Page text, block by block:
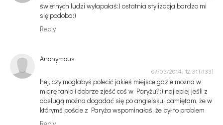
świetnych ludzi wyłapałaś:) ostatnia stylizacja bardzo mi
się podoba:)
Reply
Anonymous
07/03/2014, 12:31
hej, czy mogłabyś polecić jakieś miejsce gdzie można w
miarę tanio i dobrze zjeść coś w Paryżu?:) najlepiej jeśli z
obsługą można dogadać się po angielsku, pamiętam, że w
którymś poście z Paryża wspominałaś, że był to problem